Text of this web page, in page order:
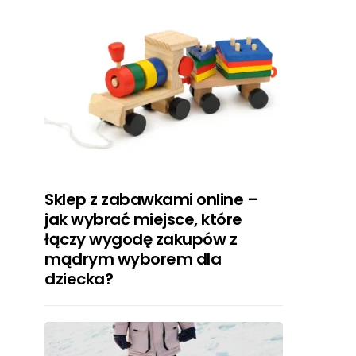
Sklep z zabawkami online –
jak wybrać miejsce, które
łączy wygodę zakupów z
mądrym wyborem dla
dziecka?